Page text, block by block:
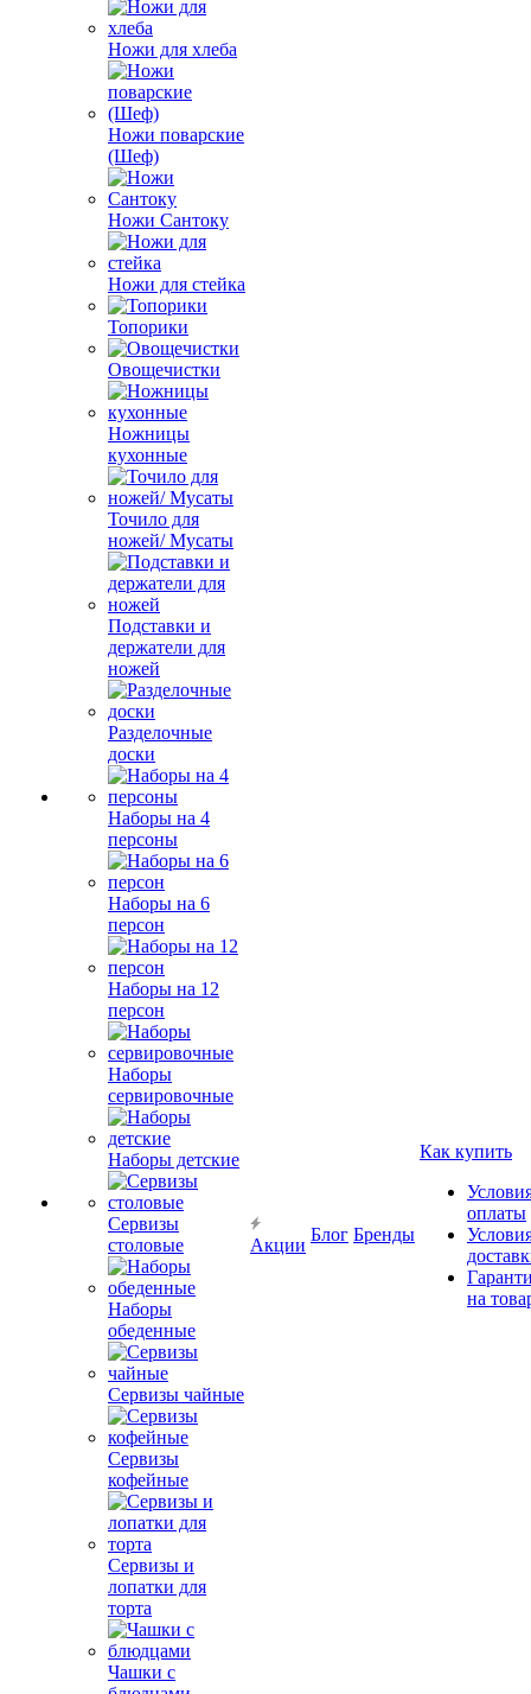
Ножи для хлеба
Ножи поварские
(Шеф)
Ножи Сантоку
Ножи для стейка
Топорики
Овощечистки
Ножницы
кухонные
Точило для
ножей/ Мусаты
Подставки и
держатели для
ножей
Разделочные
доски
Наборы на 4
персоны
Наборы на 6
персон
Наборы на 12
персон
Наборы
сервировочные
Наборы детские
Сервизы
столовые
Наборы
обеденные
Сервизы чайные
Сервизы
кофейные
Сервизы и
лопатки для
торта
Чашки с
Акции
Блог Бренды
Как купить
оплаты
на